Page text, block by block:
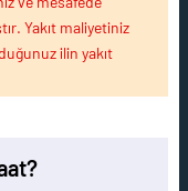
Yakıt maliyetiniz
ilin yakıt